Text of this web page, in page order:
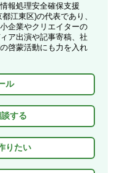
報処理安全確保支援
江東区)の代表であり、
企業やクリエイターの
ア出演や記事寄稿、社
啓蒙活動にも力を入れ
ル
する
りたい